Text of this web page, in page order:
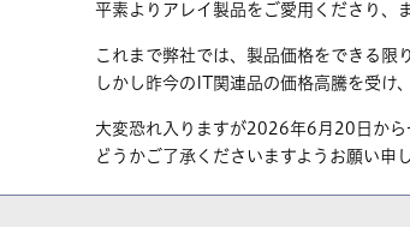
平素よりアレイ製品をご愛用くださり、
これまで弊社では、製品価格をできる限
しかし昨今のIT関連品の価格高騰を受け
大変恐れ入りますが2026年6月20日から
どうかご了承くださいますようお願い申